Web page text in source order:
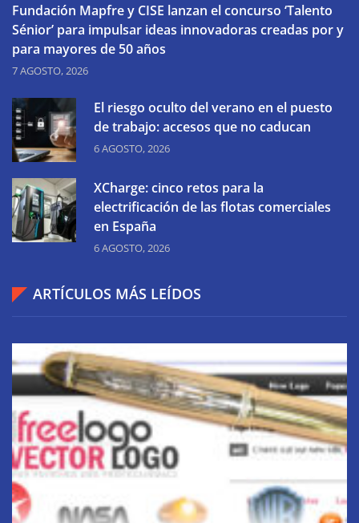
Fundación Mapfre y CISE lanzan el concurso ‘Talento
Sénior’ para impulsar ideas innovadoras creadas por y
para mayores de 50 años
7 AGOSTO, 2026
El riesgo oculto del verano en el puesto
de trabajo: accesos que no caducan
6 AGOSTO, 2026
XCharge: cinco retos para la
electrificación de las flotas comerciales
en España
6 AGOSTO, 2026
ARTÍCULOS MÁS LEÍDOS